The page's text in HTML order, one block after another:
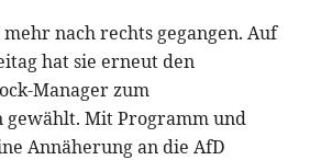
nach rechts gegangen. Auf
hat sie erneut den
Manager zum
gewählt. Mit Programm und
Annäherung an die AfD